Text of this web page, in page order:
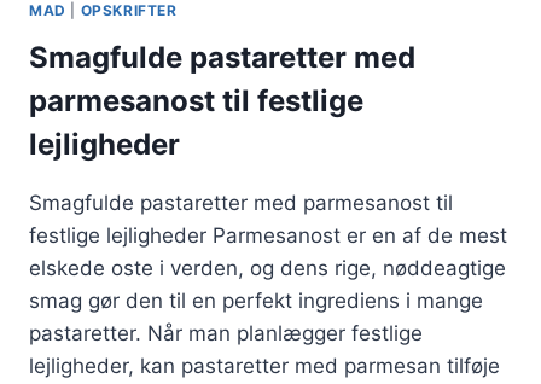
MAD OPSKRIFTER
Smagfulde pastaretter med
parmesanost til festlige
lejligheder
Smagfulde pastaretter med parmesanost til
festlige lejligheder Parmesanost er en af de mest
elskede oste i verden, og dens rige, nøddeagtige
smag gør den til en perfekt ingrediens i mange
pastaretter. Når man planlægger festlige
lejligheder, kan pastaretter med parmesan tilføje